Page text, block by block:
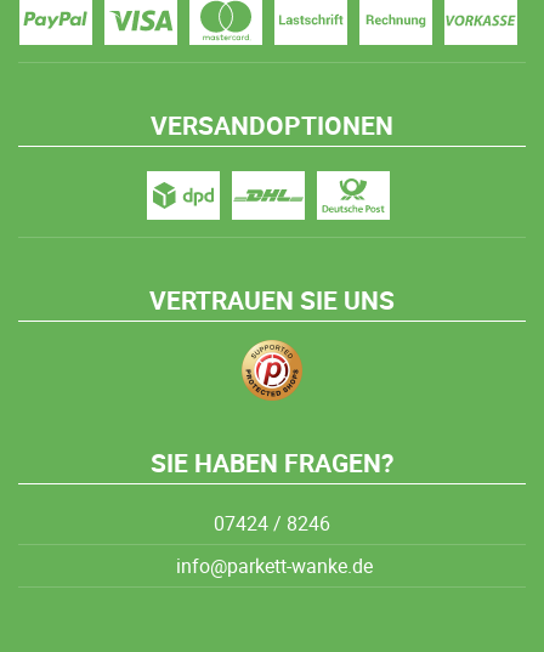
VERSANDOPTIONEN
VERTRAUEN SIE UNS
SIE HABEN FRAGEN?
07424 / 8246
info@parkett-wanke.de